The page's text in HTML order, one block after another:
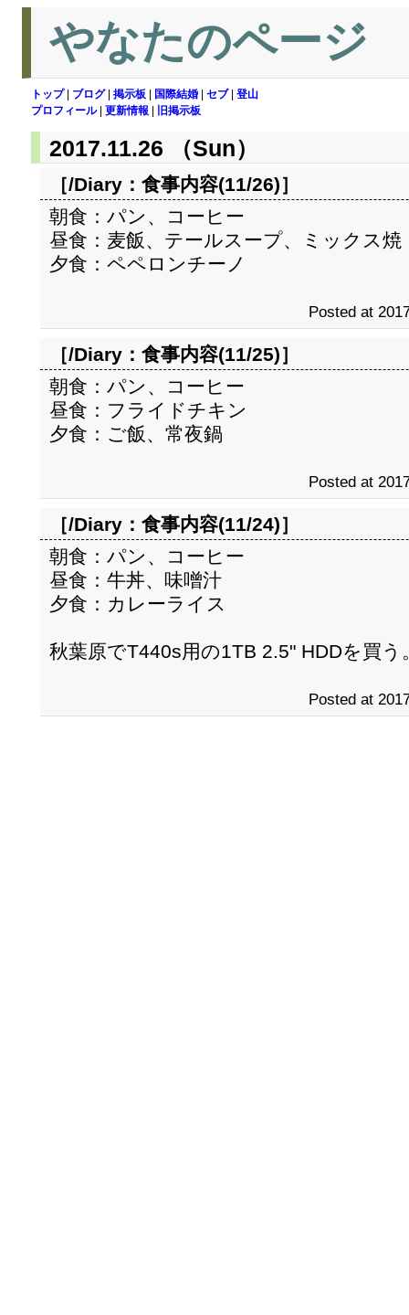
やなたのページ
トップ| ブログ| 掲示板 国際結婚 セブ| 登山
プロフィール| 更新情報 旧掲示板
2017.11.26 （Sun）
［/Diary： 食事内容(11/26)］
朝食：パン、コーヒー
昼食：麦飯、テールスープ、ミックス焼
夕食：ペペロンチーノ
Posted at
［/Diary： 食事内容(11/25)］
朝食：パン、コーヒー
昼食：フライドチキン
夕食：ご飯、常夜鍋
Posted at
［/Diary： 食事内容(11/24)］
朝食：パン、コーヒー
昼食：牛丼、味噌汁
夕食：カレーライス
秋葉原でT440s用の1TB 2.5" HDDを買う
Posted at